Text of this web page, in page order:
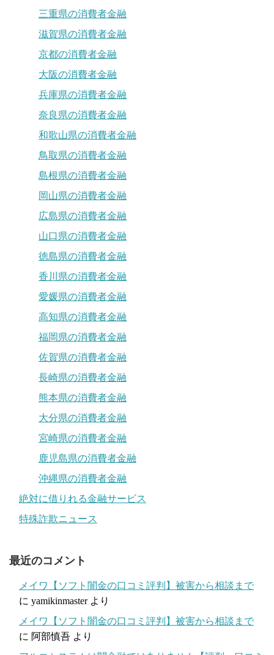
三重県の消費者金融
滋賀県の消費者金融
京都の消費者金融
大阪の消費者金融
兵庫県の消費者金融
奈良県の消費者金融
和歌山県の消費者金融
鳥取県の消費者金融
島根県の消費者金融
岡山県の消費者金融
広島県の消費者金融
山口県の消費者金融
徳島県の消費者金融
香川県の消費者金融
愛媛県の消費者金融
高知県の消費者金融
福岡県の消費者金融
佐賀県の消費者金融
長崎県の消費者金融
熊本県の消費者金融
大分県の消費者金融
宮崎県の消費者金融
鹿児島県の消費者金融
沖縄県の消費者金融
絶対に借りれる金融サービス
特殊詐欺ニュース
最近のコメント
メイワ【ソフト闇金の口コミ評判】被害から相談まで
に yamikinmasterより
メイワ【ソフト闇金の口コミ評判】被害から相談まで
に 阿部慎吾 より